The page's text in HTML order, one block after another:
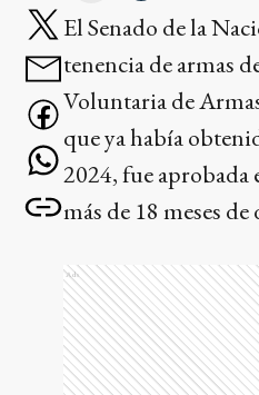
El Senado de la
tenencia de armas
Voluntaria de
que ya había
2024, fue aprobada
más de 18 meses
Ads